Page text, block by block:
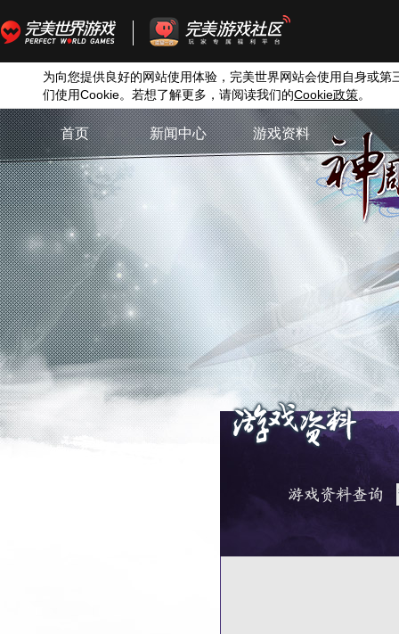
为向您提供良好的网站使用体验，完美世界网站会使用自身或第
们使用Cookie。若想了解更多，请阅读我们的Cookie政策。
首页 新闻中心 游戏资料